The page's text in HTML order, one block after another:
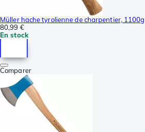
Müller hache tyrolienne de charpentier,
80,99 €
En stock
Comparer